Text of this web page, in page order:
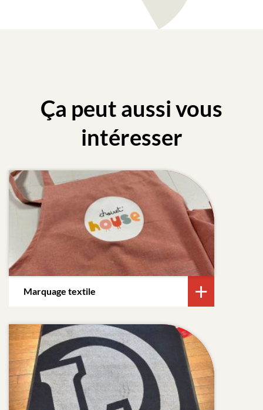
Ça peut aussi vous
intéresser
Marquage textile